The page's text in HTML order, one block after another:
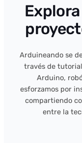
Arduineando se
través de
Arduino,
esforzamos por
compartiendo
entre la